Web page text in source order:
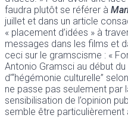
faudra plutôt se référer à
juillet et dans un article
« placement d’idées » à
messages dans les films et
ceci sur le gramscisme : «
Antonio Gramsci au début
d’“hégémonie culturelle”
ne passe pas seulement par
sensibilisation de l’opinion
semble être particulièrement